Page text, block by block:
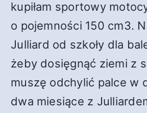
kupiłam sportowy
o pojemności 150 cm3.
Julliard od szkoły dla
żeby dosięgnąć ziemi z
muszę odchylić palce w
dwa miesiące z